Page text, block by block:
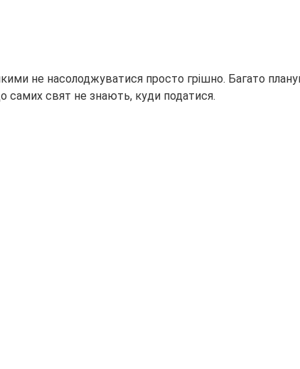
не насолоджуватися просто грішно. Багато
самих свят не знають, куди податися.